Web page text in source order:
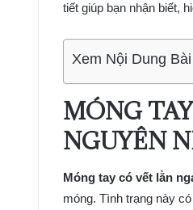
tiết giúp bạn nhận biết,
Xem Nội Dung
MÓNG
NGUYÊN
Móng tay có vết lằn
móng. Tình trạng này